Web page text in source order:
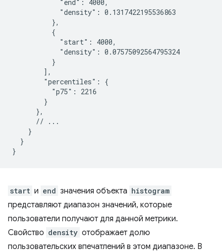
            "end": 4000,
            "density": 0.1317422195536863
          },
          {
            "start": 4000,
            "density": 0.07575092564795324
          }
        ],
        "percentiles": {
          "p75": 2216
        }
      },
      // ...
    }
  }
start и end значения объекта histogram
представляют диапазон значений, которые
пользователи получают для данной метрики.
Свойство density отображает долю
пользовательских впечатлений в этом диапазоне. В